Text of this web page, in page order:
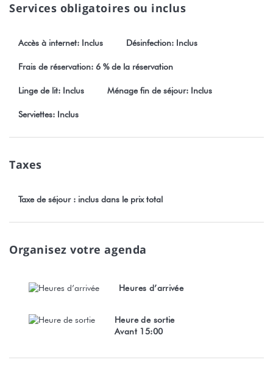
Services obligatoires ou inclus
Accès à internet: Inclus Désinfection: Inclus
Frais de réservation: 6 % de la réservation
Linge de lit: Inclus Ménage fin de séjour: Inclus
Serviettes: Inclus
Taxes
Taxe de séjour : inclus dans le prix total
Organisez votre agenda
Heures d’arrivée
Heure de sortie
Avant 15:00